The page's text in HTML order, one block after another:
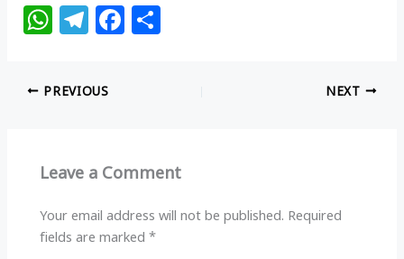
W
at
s
p
T
e
g
m
F
o
k
PREVIOUS NEXT
Leave a Comment
Your email address will not be published. Required
fields are marked*